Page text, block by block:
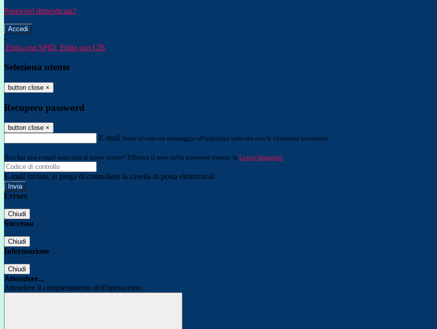
Password dimenticata?
-
Entra con SPID Entra con CIE
Seleziona utente
button close ×
Recupero password
button close ×
E-mail Verrà inviato un messaggio all'indirizzo indicato con le istruzioni necessarie.
Non hai una e-mail associata al nome utente? Effettua il reset della password tramite la Login Spaggiari
E-mail inviata, si prega di controllare la casella di posta elettronica!
Errore
Chiudi
Successo
Chiudi
Informazione
Chiudi
Attendere...
Attendere il completamento dell'operazione...